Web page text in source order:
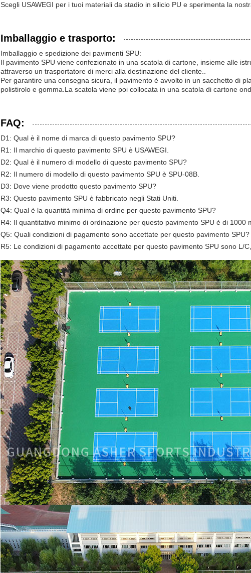
Scegli USAWEGI per i tuoi materiali da stadio in silicio PU e sperimenta la
Imballaggio e trasporto:
Imballaggio e spedizione dei pavimenti SPU:
Il pavimento SPU viene confezionato in una scatola di cartone, insieme alle
attraverso un trasportatore di merci alla destinazione del cliente..
Per garantire una consegna sicura, il pavimento è avvolto in un sacchetto di
polistirolo e gomma.La scatola viene poi collocata in una scatola di cartone
FAQ:
D1: Qual è il nome di marca di questo pavimento SPU?
R1: Il marchio di questo pavimento SPU è USAWEGI.
D2: Qual è il numero di modello di questo pavimento SPU?
R2: Il numero di modello di questo pavimento SPU è SPU-08B.
D3: Dove viene prodotto questo pavimento SPU?
R3: Questo pavimento SPU è fabbricato negli Stati Uniti.
Q4: Qual è la quantità minima di ordine per questo pavimento SPU?
R4: Il quantitativo minimo di ordinazione per questo pavimento SPU è di 1000
Q5: Quali condizioni di pagamento sono accettate per questo pavimento SPU?
R5: Le condizioni di pagamento accettate per questo pavimento SPU sono L/C,